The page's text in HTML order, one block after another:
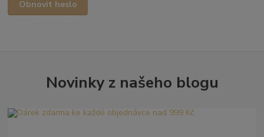
Obnovit heslo
Novinky z našeho blogu